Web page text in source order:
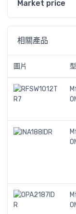
Market price
相關產品
圖片